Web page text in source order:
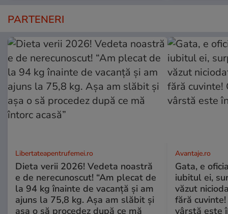
PARTENERI
Libertateapentrufemei.ro
Dieta verii 2026! Vedeta noastră
e de nerecunoscut! “Am plecat de
la 94 kg înainte de vacanță și am
ajuns la 75,8 kg. Așa am slăbit și
așa o să procedez după ce mă
Avantaje.ro
Gata, e
iubitul ei,
văzut
fără
vârstă este